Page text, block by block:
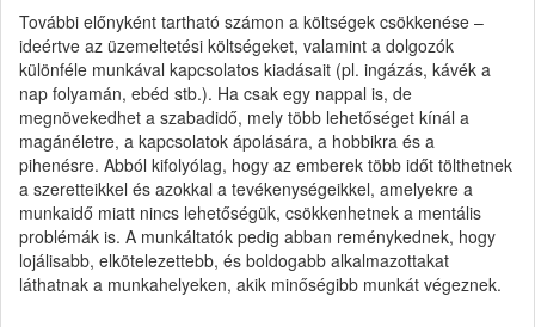
További előnyként tartható számon a költségek csökkenése –
ideértve az üzemeltetési költségeket, valamint a dolgozók
különféle munkával kapcsolatos kiadásait (pl. ingázás, kávék a
nap folyamán, ebéd stb.). Ha csak egy nappal is, de
megnövekedhet a szabadidő, mely több lehetőséget kínál a
magánéletre, a kapcsolatok ápolására, a hobbikra és a
pihenésre. Abból kifolyólag, hogy az emberek több időt tölthetnek
a szeretteikkel és azokkal a tevékenységeikkel, amelyekre a
munkaidő miatt nincs lehetőségük, csökkenhetnek a mentális
problémák is. A munkáltatók pedig abban reménykednek, hogy
lojálisabb, elkötelezettebb, és boldogabb alkalmazottakat
láthatnak a munkahelyeken, akik minőségibb munkát végeznek.